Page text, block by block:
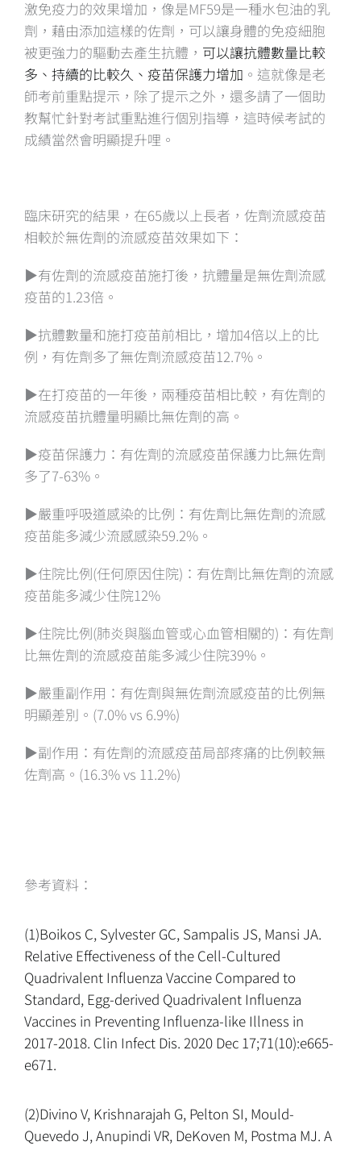
激免疫力的效果增加，像是MF59是一種水包油的乳
劑，藉由添加這樣的佐劑，可以讓身體的免疫細胞
被更強力的驅動去產生抗體， 可以讓抗體數量比較
多、持續的比較久、疫苗保護力增加 。這就像是老
師考前重點提示，除了提示之外，還多請了一個助
教幫忙針對考試重點進行個別指導，這時候考試的
成績當然會明顯提升哩。
臨床研究的結果，在65歲以上長者，佐劑流感疫苗
相較於無佐劑的流感疫苗效果如下：
▶️有佐劑的流感疫苗施打後，抗體量是無佐劑流感
疫苗的1.23倍。
▶️抗體數量和施打疫苗前相比，增加4倍以上的比
例，有佐劑多了無佐劑流感疫苗12.7%。
▶️在打疫苗的一年後，兩種疫苗相比較，有佐劑的
流感疫苗抗體量明顯比無佐劑的高。
▶️疫苗保護力：有佐劑的流感疫苗保護力比無佐劑
多了7-63%。
▶️嚴重呼吸道感染的比例：有佐劑比無佐劑的流感
疫苗能多減少流感感染59.2%。
▶️住院比例(任何原因住院)：有佐劑比無佐劑的流感
疫苗能多減少住院12%
▶️住院比例(肺炎與腦血管或心血管相關的)：有佐劑
比無佐劑的流感疫苗能多減少住院39%。
▶️嚴重副作用：有佐劑與無佐劑流感疫苗的比例無
明顯差別。(7.0% vs 6.9%)
▶️副作用：有佐劑的流感疫苗局部疼痛的比例較無
佐劑高。(16.3% vs 11.2%)
參考資料：
(1)Boikos C, Sylvester GC, Sampalis JS, Mansi JA.
Relative Effectiveness of the Cell-Cultured
Quadrivalent Influenza Vaccine Compared to
Standard, Egg-derived Quadrivalent Influenza
Vaccines in Preventing Influenza-like Illness in
2017-2018. Clin Infect Dis. 2020 Dec 17;71(10):e665-
e671.
(2)Divino V, Krishnarajah G, Pelton SI, Mould-
Quevedo J, Anupindi VR, DeKoven M, Postma MJ. A